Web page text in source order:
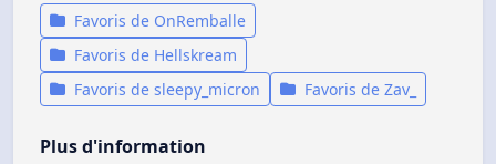
Favoris de OnRemballe
Favoris de Hellskream
Favoris de sleepy_micron
Favoris de Zav_
Plus d'information